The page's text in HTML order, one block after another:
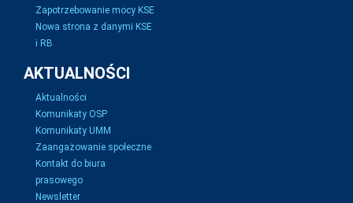
Zapotrzebowanie mocy KSE
Nowa strona z danymi KSE
i RB
AKTUALNOŚCI
Aktualności
Komunikaty OSP
Komunikaty UMM
Zaangażowanie społeczne
Kontakt do biura
prasowego
Newsletter